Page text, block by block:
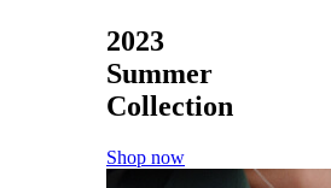
2023
Summer
Collection
Shop now